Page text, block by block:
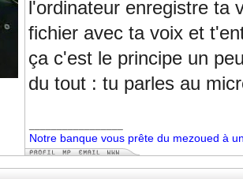
l'ordinateur enregistre ta
fichier avec ta voix et
ça c'est le principe un
du tout : tu parles au
Notre banque vous prête du mezoued à